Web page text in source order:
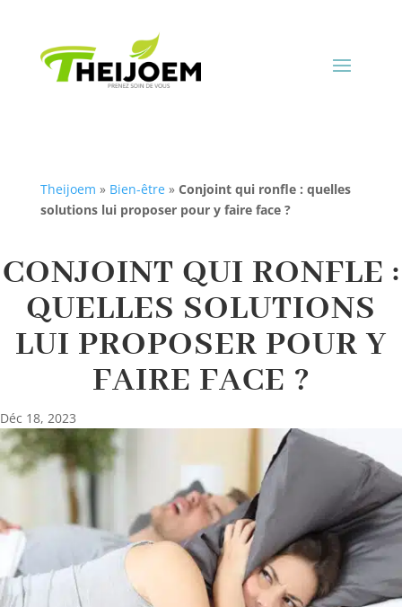
Theijoem » Bien-être» Conjoint qui ronfle : quelles
solutions lui proposer pour y faire face ?
CONJOINT QUI RONFLE :
QUELLES SOLUTIONS
LUI PROPOSER POUR Y
FAIRE FACE ?
Déc 18, 2023